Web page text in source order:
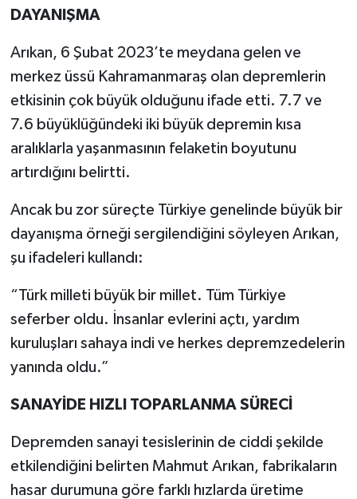
DAYANIŞMA
Arıkan, 6 Şubat 2023’te meydana gelen ve
merkez üssü Kahramanmaraş olan depremlerin
etkisinin çok büyük olduğunu ifade etti. 7.7 ve
7.6 büyüklüğündeki iki büyük depremin kısa
aralıklarla yaşanmasının felaketin boyutunu
artırdığını belirtti.
Ancak bu zor süreçte Türkiye genelinde büyük bir
dayanışma örneği sergilendiğini söyleyen Arıkan,
şu ifadeleri kullandı:
“Türk milleti büyük bir millet. Tüm Türkiye
seferber oldu. İnsanlar evlerini açtı, yardım
kuruluşları sahaya indi ve herkes depremzedelerin
yanında oldu.”
SANAYİDE HIZLI TOPARLANMA SÜRECİ
Depremden sanayi tesislerinin de ciddi şekilde
etkilendiğini belirten Mahmut Arıkan, fabrikaların
hasar durumuna göre farklı hızlarda üretime